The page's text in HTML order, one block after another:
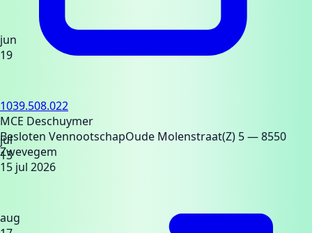
jun
19
jul
13
aug
1039.508.022
MCE Deschuymer
Besloten VennootschapOude Molenstraat(Z) 5— 8550
Zwevegem
15 jul 2026